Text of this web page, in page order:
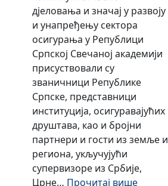
е
Р
е
п
у
б
л
и
к
е
С
р
дјеловања и значај у развоју
и унапређењу сектора
осигурања у Републици
Српској Свечаној академији
присуствовали су
званичници Републике
Српске, представници
институција, осигуравајућих
друштава, као и бројни
партнери и гости из земље и
региона, укључујући
супервизоре из Србије,
Црне… Прочитај више: